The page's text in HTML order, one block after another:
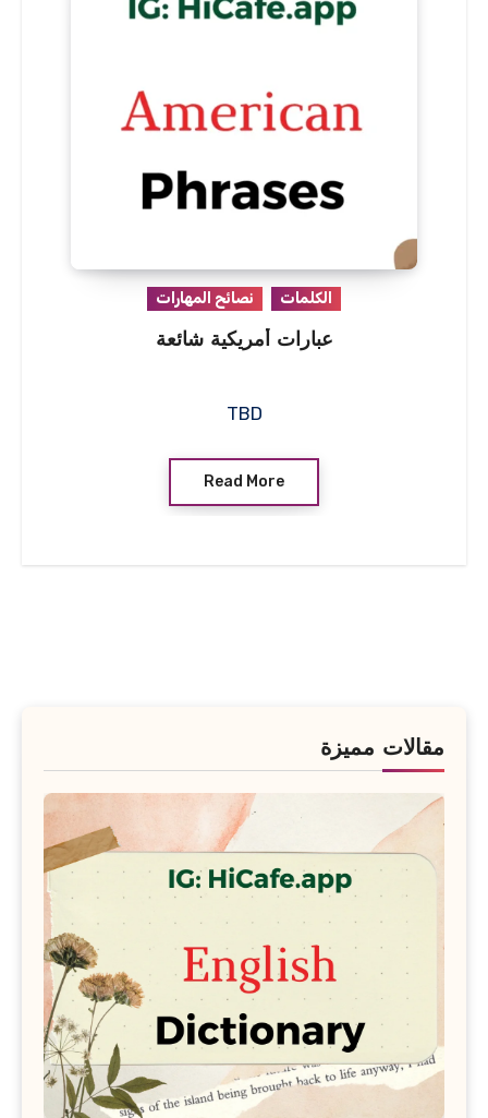
الكلمات نصائح المهارات
عبارات أمريكية شائعة
TBD
Read More
مقالات مميزة